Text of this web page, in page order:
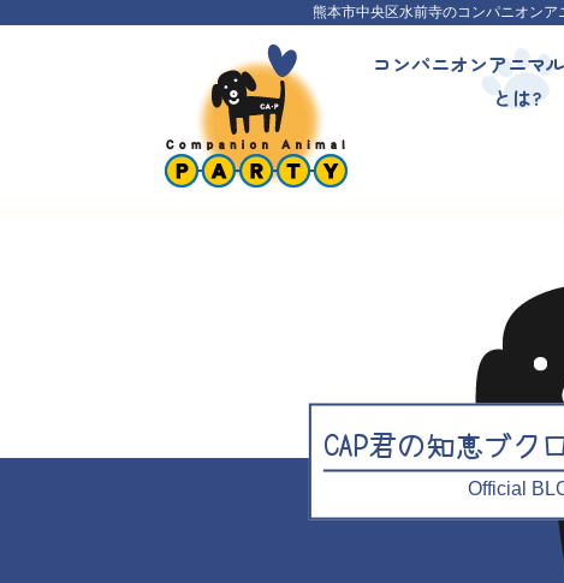
熊本市中央区水前寺のコンパニオン
コンパニオンアニマ
とは?
CAP君の知恵ブク
Official